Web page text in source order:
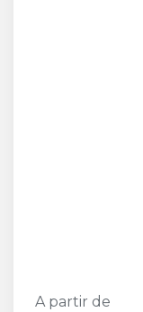
A partir de